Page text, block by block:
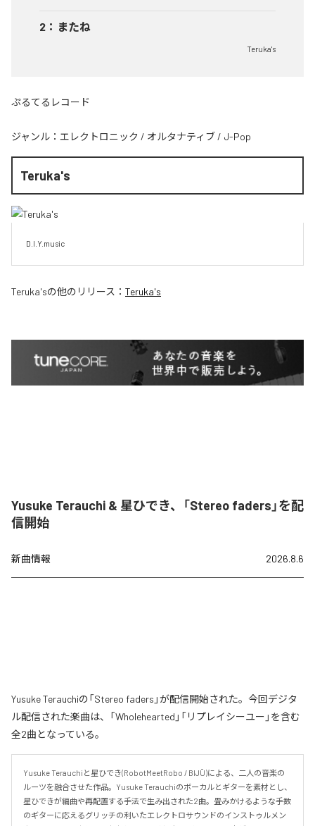
2 ： またね
Teruka's
ぷるてるレコード
ジャンル： エレクトロニック / オルタナティブ / J-Pop
Teruka's
D.I.Y.music
Teruka'sの他のリリース： Teruka's
Yusuke Terauchi & 星ひでき、「Stereo faders」を配
信開始
新曲情報 2026.8.6
Yusuke Terauchiの「Stereo faders」が配信開始された。今回デジタ
ル配信された楽曲は、「Wholehearted」「リプレイシーユー」を含む
全2曲となっている。
Yusuke Terauchiと星ひでき(RobotMeetRobo / BIJŪ)による、二人の音楽の
ルーツを融合させた作品。Yusuke Terauchiのボーカルとギターを素材とし、
星ひできが編曲や再配置する手法で生み出された2曲。畳みかけるような手数
のギターに応えるグリッチの利いたエレクトロサウンドのインストゥルメン